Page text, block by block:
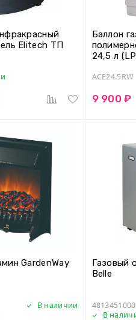
Elitech ТП
Баллон
24,5 л
ACE24.5RW
9 900 ₽
GardenWay
В наличии
Газовый
Belle
В